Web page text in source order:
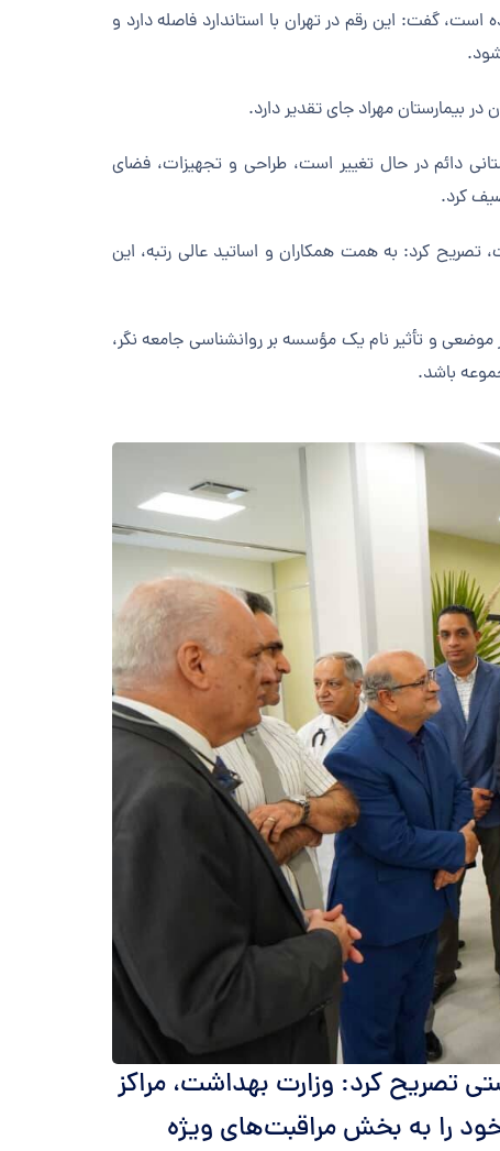
گفت: این رقم در تهران با استاندارد فاصله دارد و
دائم در حال تغییر است، طراحی و تجهیزات، فضای
کرد.
تصریح کرد: به همت همکاران و اساتید عالی رتبه، این
نگر،
باشد.
تصریح کرد: وزارت بهداشت، مراکز
از تخت‌های خود را به بخش مراقبت‌های ویژه